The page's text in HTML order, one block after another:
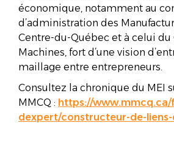
économique, notamment au
d’administration des
Centre-du-Québec et à celui du
Machines, fort d’une vision
maillage entre entrepreneurs.
Consultez la chronique du MEI
MMCQ : https://
dexpert/constructeur-de-